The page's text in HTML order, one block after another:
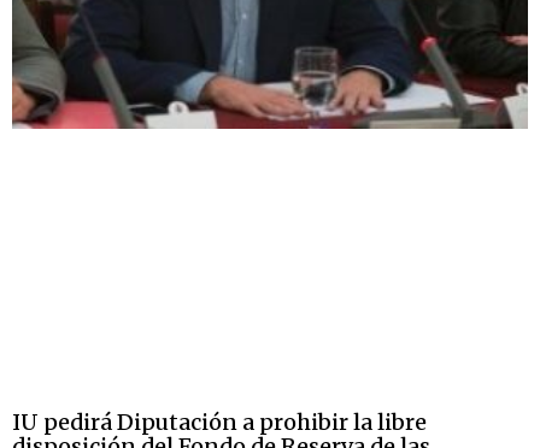
IU pedirá Diputación a prohibir la libre